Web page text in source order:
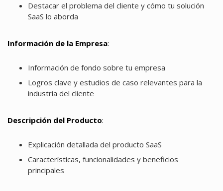
Destacar el problema del cliente y cómo tu solución
SaaS lo aborda
Información de la Empresa:
Información de fondo sobre tu empresa
Logros clave y estudios de caso relevantes para la
industria del cliente
Descripción del Producto:
Explicación detallada del producto SaaS
Características, funcionalidades y beneficios
principales